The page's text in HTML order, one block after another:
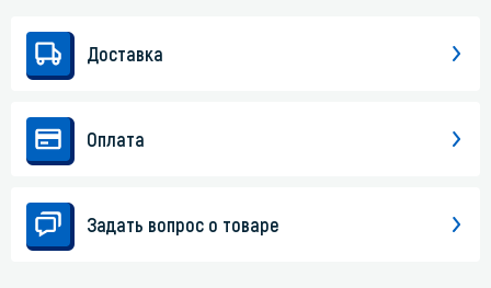
Доставка
Оплата
Задать вопрос о товаре